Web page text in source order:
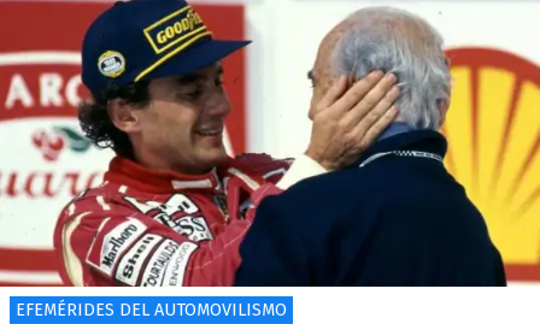
EFEMÉRIDES DEL AUTOMOVILISMO